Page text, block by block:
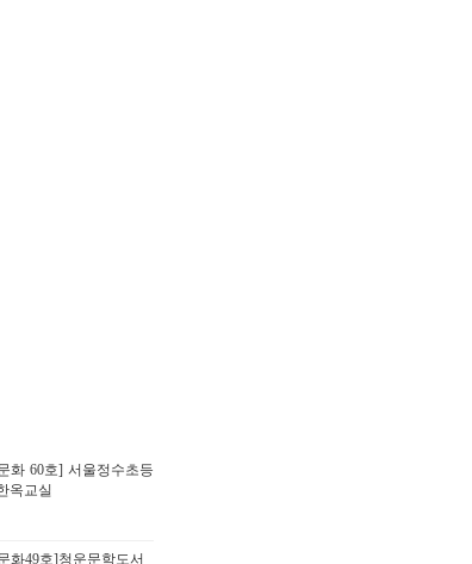
화 60호] 서울정수초등
옥교실
화49호]청운문학도서